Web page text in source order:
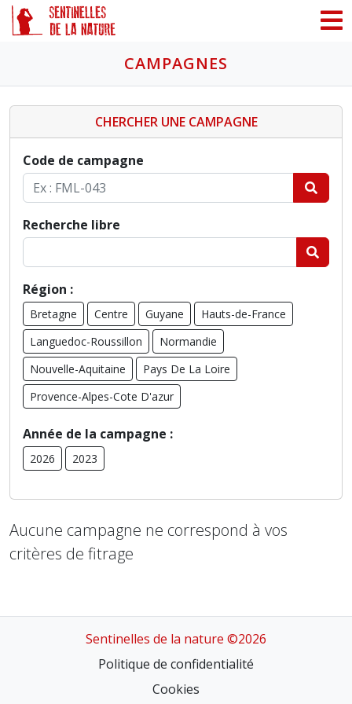
CAMPAGNES
Aucune campagne ne correspond à vos
critères de fitrage
CHERCHER UNE CAMPAGNE
Code de campagne
Recherche libre
Région :
Bretagne Centre Guyane
Hauts-de-France
Languedoc-Roussillon
Normandie
Nouvelle-Aquitaine
Pays De La Loire
Provence-Alpes-Cote D'azur
Année de la campagne :
2026 2023
Sentinelles de la nature ©2026
Politique de confidentialité
Cookies
Panneau de gestion des cookies